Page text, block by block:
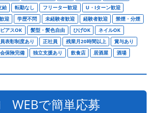
給 転勤なし フリーター歓迎
U・Iターン歓迎
迎 学歴不問 未経験者歓迎 経験者歓迎
禁煙・分煙
ピアスOK 髪型・髪色自由 ひげOK
ネイルOK
表彰制度あり 正社員 残業月20時間以上
賞与あり
保険完備 独立支援あり 飲食店 居酒屋 酒場
WEBで簡単応募